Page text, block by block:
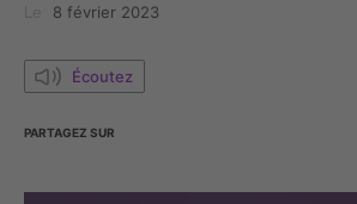
8 février 2023
Écoutez
PARTAGEZ SUR